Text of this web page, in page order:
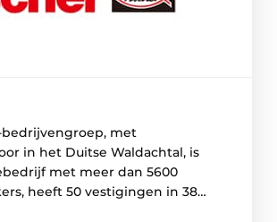
met
in het Duitse Waldachtal, is
met meer dan 5600
heeft 50 vestigingen in 38